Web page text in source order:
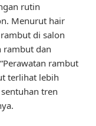
rutin
Menurut hair
di salon
rambut dan
rambut
terlihat lebih
tren